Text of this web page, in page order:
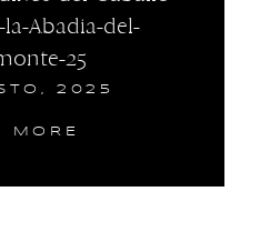
Abadia-del-
25
2025
MORE